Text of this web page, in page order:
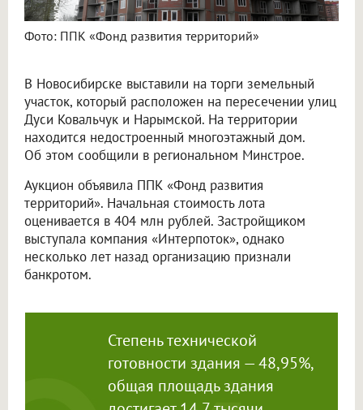
Фото: ППК «Фонд развития территорий»
В Новосибирске выставили на торги земельный
участок, который расположен на пересечении улиц
Дуси Ковальчук и Нарымской. На территории
находится недостроенный многоэтажный дом.
Об этом сообщили в региональном Минстрое.
Аукцион объявила ППК «Фонд развития
территорий». Начальная стоимость лота
оценивается в 404 млн рублей. Застройщиком
выступала компания «Интерпоток», однако
несколько лет назад организацию признали
банкротом.
Степень технической
готовности здания — 48,95%,
общая площадь здания